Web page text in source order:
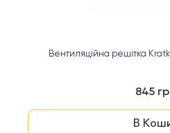
Вентиляційна решітка
845
В